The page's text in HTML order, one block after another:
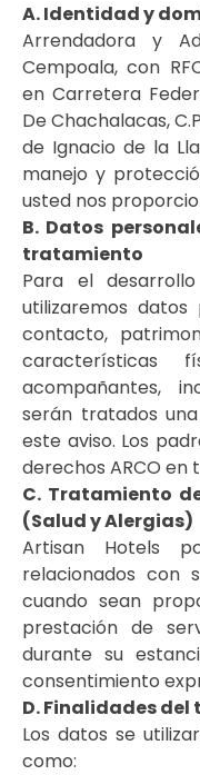
A. Identidad y
Arrendadora y
Cempoala, con
en Carretera
De Chachalacas,
de Ignacio de la
manejo y
usted nos
B. Datos
tratamiento
Para el
utilizaremos
contacto,
características
acompañantes,
serán tratados
este aviso. Los
derechos ARCO en
C. Tratamiento
(Salud y Alergias)
Artisan Hotels
relacionados con
cuando sean
prestación de
durante su
consentimiento
D. Finalidades
Los datos se
como: